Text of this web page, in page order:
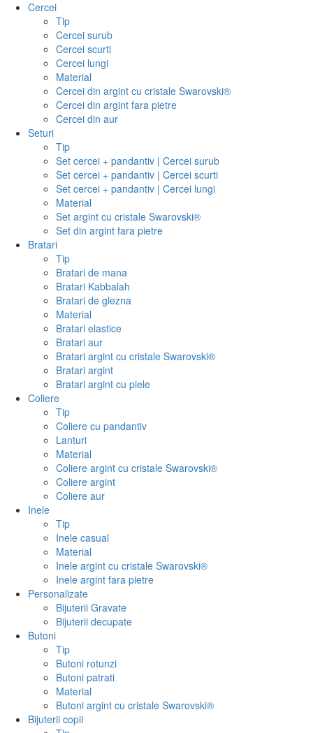
Cercei
Tip
Cercei surub
Cercei scurti
Cercei lungi
Material
Cercei din argint cu cristale Swarovski®
Cercei din argint fara pietre
Cercei din aur
Seturi
Tip
Set cercei + pandantiv | Cercei surub
Set cercei + pandantiv | Cercei scurti
Set cercei + pandantiv | Cercei lungi
Material
Set argint cu cristale Swarovski®
Set din argint fara pietre
Bratari
Tip
Bratari de mana
Bratari Kabbalah
Bratari de glezna
Material
Bratari elastice
Bratari aur
Bratari argint cu cristale Swarovski®
Bratari argint
Bratari argint cu piele
Coliere
Tip
Coliere cu pandantiv
Lanturi
Material
Coliere argint cu cristale Swarovski®
Coliere argint
Coliere aur
Inele
Tip
Inele casual
Material
Inele argint cu cristale Swarovski®
Inele argint fara pietre
Personalizate
Bijuterii Gravate
Bijuterii decupate
Butoni
Tip
Butoni rotunzi
Butoni patrati
Material
Butoni argint cu cristale Swarovski®
Bijuterii copii